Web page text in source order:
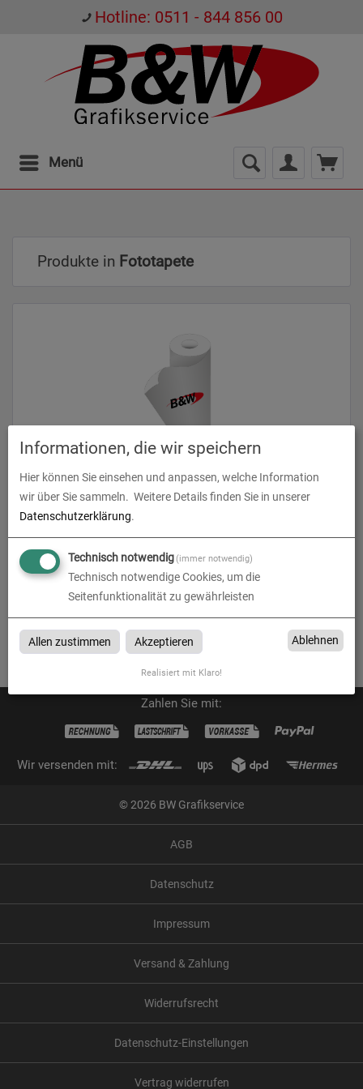
Hotline: 0511 - 844 856 00
Menü
Produkte in Fototapete
Fototapete
zum Artikel
Fototapete
Fototapete bei B&W Grafikservice in Hannover
Zahlen Sie mit:
Wir versenden mit:
© 2026 BW Grafikservice
AGB
Datenschutz
Impressum
Versand & Zahlung
Widerrufsrecht
Datenschutz-Einstellungen
Vertrag widerrufen
Informationen, die wir speichern
Hier können Sie einsehen und anpassen, welche Information
wir über Sie sammeln. Weitere Details finden Sie in unserer
Datenschutzerklärung.
Technisch notwendig(immer notwendig)
Technisch notwendige Cookies, um die
Seitenfunktionalität zu gewährleisten
Allen zustimmen Akzeptieren Ablehnen
Realisiert mit Klaro!